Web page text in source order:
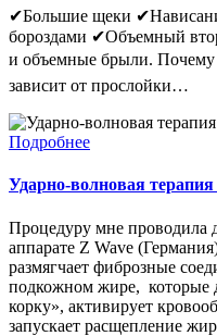
✔Большие щеки
бороздами ✔Объемный
и объемные брыли. Почему
зависит от прослойки…
Подробнее
Ударно-волновая
Процедуру мне проводила
аппарате Z Wave
размягчает фиброзные
подкожном жире, которые
корку», активирует
запускает расщепление